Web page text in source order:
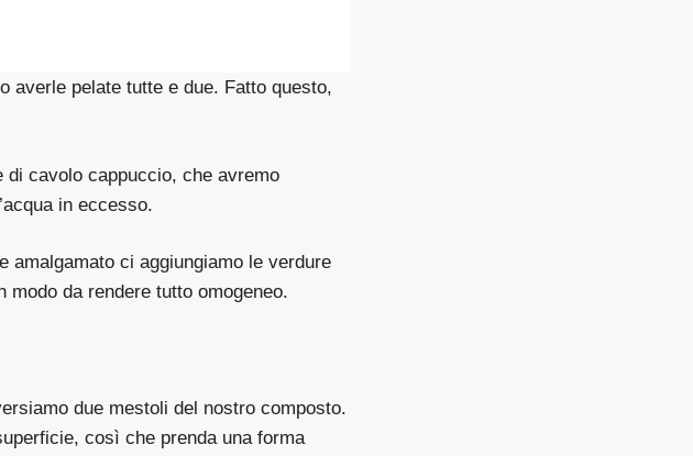
averle pelate tutte e due. Fatto questo,
di cavolo cappuccio, che avremo
in eccesso.
amalgamato ci aggiungiamo le verdure
modo da rendere tutto omogeneo.
due mestoli del nostro composto.
così che prenda una forma